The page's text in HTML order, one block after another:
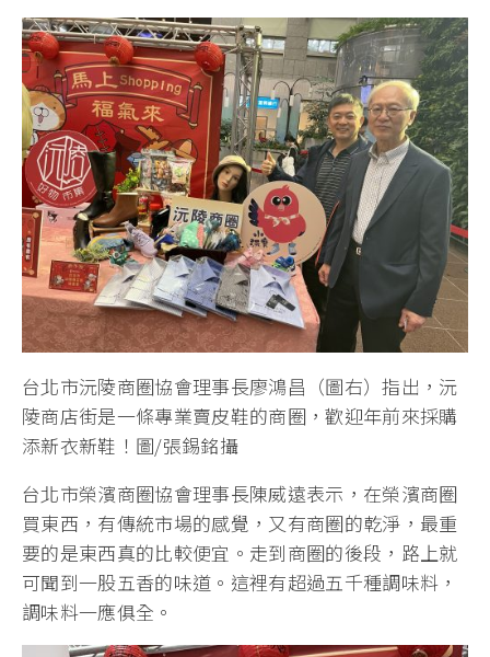
台北市沅陵商圈協會理事長廖鴻昌（圖右）指出，沅
陵商店街是一條專業賣皮鞋的商圈，歡迎年前來採購
添新衣新鞋！圖/張錫銘攝
台北市榮濱商圈協會理事長陳威遠表示，在榮濱商圈
買東西，有傳統市場的感覺，又有商圈的乾淨，最重
要的是東西真的比較便宜。走到商圈的後段，路上就
可聞到一股五香的味道。這裡有超過五千種調味料，
調味料一應俱全。